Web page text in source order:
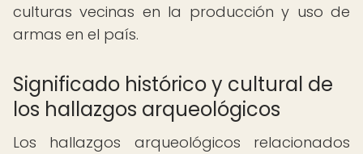
culturas vecinas en la producción y uso de
armas en el país.
Significado histórico y cultural de
los hallazgos arqueológicos
Los hallazgos arqueológicos relacionados